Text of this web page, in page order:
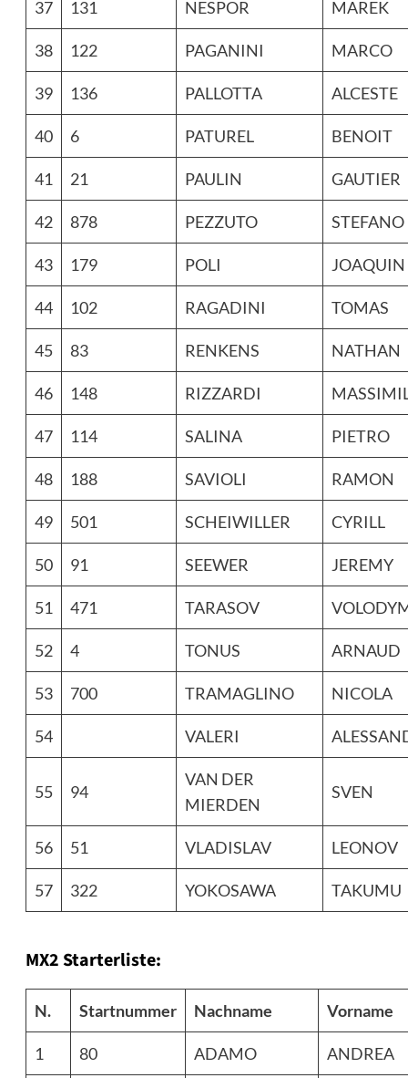
37 131 NESPOR MAREK
38 122 PAGANINI MARCO
39 136 PALLOTTA ALCESTE
40 6 PATUREL BENOIT
41 21 PAULIN GAUTIER
42 878 PEZZUTO STEFANO
43 179 POLI JOAQUIN
44 102 RAGADINI TOMAS
45 83 RENKENS NATHAN
46 148 RIZZARDI
47 114 SALINA PIETRO
48 188 SAVIOLI RAMON
49 501 SCHEIWILLER CYRILL
50 91 SEEWER JEREMY
51 471 TARASOV
52 4 TONUS ARNAUD
53 700 TRAMAGLINO NICOLA
54 VALERI
55 94
VAN DER
MIERDEN
SVEN
56 51 VLADISLAV LEONOV
57 322 YOKOSAWA TAKUMU
MX2 Starterliste:
N. Startnummer Nachname Vorname
1 80 ADAMO ANDREA